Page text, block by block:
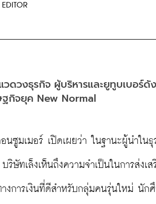
วงธุรกิจ ผู้บริหารและยูทูบเบอร์ดั
ฐกิจยุค New Normal
นซูมเมอร์ เปิดเผยว่า ในฐานะผู้นำใน
ทเล็งเห็นถึงความจำเป็นในการส่งเส
งการเงินที่ดีสำหรับกลุ่มคนรุ่นใหม่ นัก